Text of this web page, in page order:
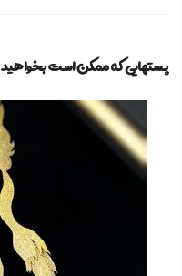
پستهایی که ممکن است بخواهید